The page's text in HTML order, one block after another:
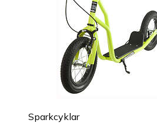
Sparkcyklar